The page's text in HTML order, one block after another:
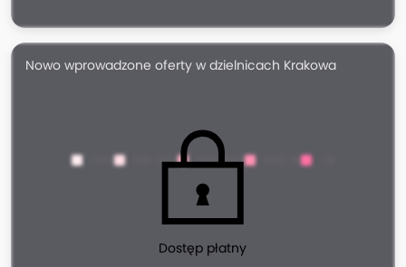
Nowo wprowadzone oferty w dzielnicach Krakowa
Dostęp płatny
<100 100-200 200-500 500-1k